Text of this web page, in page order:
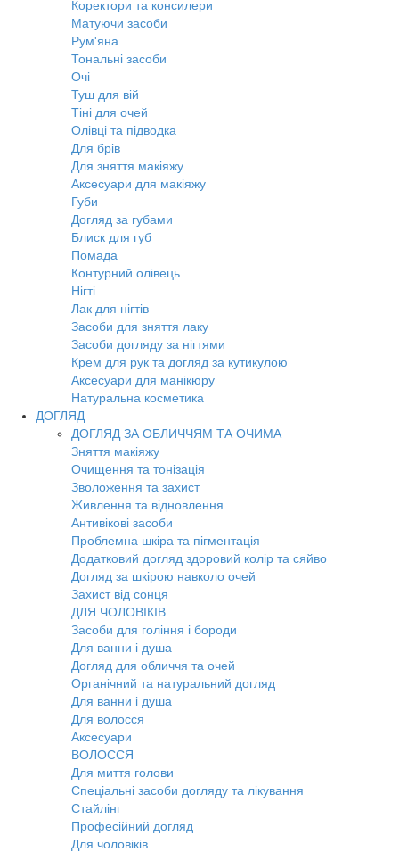
Коректори та консилери
Матуючи засоби
Рум'яна
Тональні засоби
Очі
Туш для вій
Тіні для очей
Олівці та підводка
Для брів
Для зняття макіяжу
Аксесуари для макіяжу
Губи
Догляд за губами
Блиск для губ
Помада
Контурний олівець
Нігті
Лак для нігтів
Засоби для зняття лаку
Засоби догляду за нігтями
Крем для рук та догляд за кутикулою
Аксесуари для манікюру
Натуральна косметика
ДОГЛЯД
ДОГЛЯД ЗА ОБЛИЧЧЯМ ТА ОЧИМА
Зняття макіяжу
Очищення та тонізація
Зволоження та захист
Живлення та відновлення
Антивікові засоби
Проблемна шкіра та пігментація
Додатковий догляд здоровий колір та сяйво
Догляд за шкірою навколо очей
Захист від сонця
ДЛЯ ЧОЛОВІКІВ
Засоби для гоління і бороди
Для ванни і душа
Догляд для обличчя та очей
Органічний та натуральний догляд
Для ванни і душа
Для волосся
Аксесуари
ВОЛОССЯ
Для миття голови
Спеціальні засоби догляду та лікування
Стайлінг
Професійний догляд
Для чоловіків